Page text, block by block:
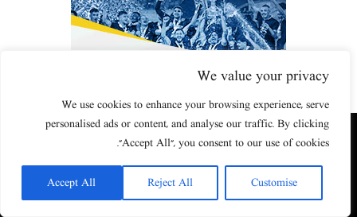
We value your privacy
We use cookies to enhance your browsing experience, serve
personalised ads or content, and analyse our traffic. By clicking
"Accept All", you consent to our use of cookies.
Customise
Reject All
Accept All
האתר שאתה גולש בו עשוי להשתמש בעוגיות (קוקיז) ובטכנולוגיות דומות.
על ידי כניסה לאתר אתה מאשר את תנאי השימוש הכוללים שימוש בעוגיות
(קוקיז).
אישור